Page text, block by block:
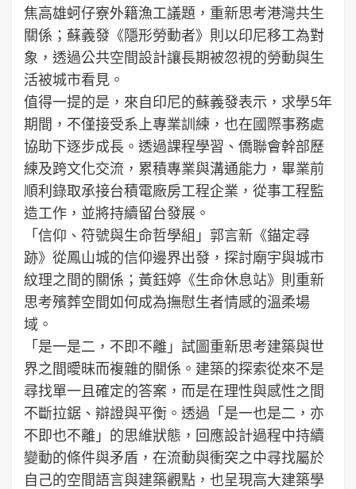
焦高雄蚵仔寮外籍漁工議題，重新思考港灣共生
關係；蘇義發《隱形勞動者》則以印尼移工為對
象，透過公共空間設計讓長期被忽視的勞動與生
活被城市看見。
值得一提的是，來自印尼的蘇義發表示，求學5年
期間，不僅接受系上專業訓練，也在國際事務處
協助下逐步成長。透過課程學習、僑聯會幹部歷
練及跨文化交流，累積專業與溝通能力，畢業前
順利錄取承接台積電廠房工程企業，從事工程監
造工作，並將持續留台發展。
「信仰、符號與生命哲學組」郭言新《錨定尋
跡》從鳳山城的信仰邊界出發，探討廟宇與城市
紋理之間的關係；黃鈺婷《生命休息站》則重新
思考殯葬空間如何成為撫慰生者情感的溫柔場
域。
「是一是二，不即不離」試圖重新思考建築與世
界之間曖昧而複雜的關係。建築的探索從來不是
尋找單一且確定的答案，而是在理性與感性之間
不斷拉鋸、辯證與平衡。透過「是一也是二，亦
不即也不離」的思維狀態，回應設計過程中持續
變動的條件與矛盾，在流動與衝突之中尋找屬於
自己的空間語言與建築觀點，也呈現高大建築學